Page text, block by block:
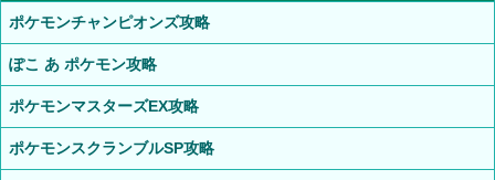
ポケモンチャンピオンズ攻略
ぽこ あ ポケモン攻略
ポケモンマスターズEX攻略
ポケモンスクランブルSP攻略